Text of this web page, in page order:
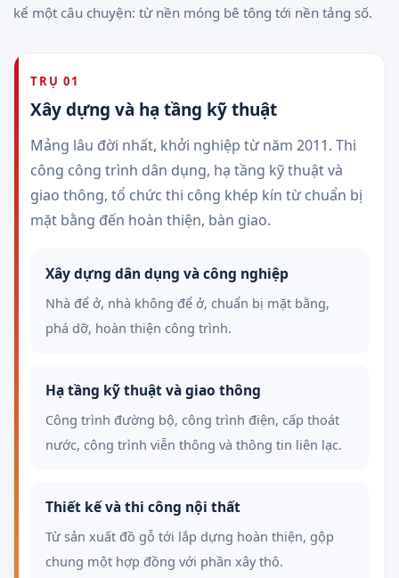
kể một câu chuyện: từ nền móng bê tông tới nền tảng số.
TRỤ 01
Xây dựng và hạ tầng kỹ thuật
Mảng lâu đời nhất, khởi nghiệp từ năm 2011. Thi
công công trình dân dụng, hạ tầng kỹ thuật và
giao thông, tổ chức thi công khép kín từ chuẩn bị
mặt bằng đến hoàn thiện, bàn giao.
Xây dựng dân dụng và công nghiệp
Nhà để ở, nhà không để ở, chuẩn bị mặt bằng,
phá dỡ, hoàn thiện công trình.
Hạ tầng kỹ thuật và giao thông
Công trình đường bộ, công trình điện, cấp thoát
nước, công trình viễn thông và thông tin liên lạc.
Thiết kế và thi công nội thất
Từ sản xuất đồ gỗ tới lắp dựng hoàn thiện, gộp
chung một hợp đồng với phần xây thô.